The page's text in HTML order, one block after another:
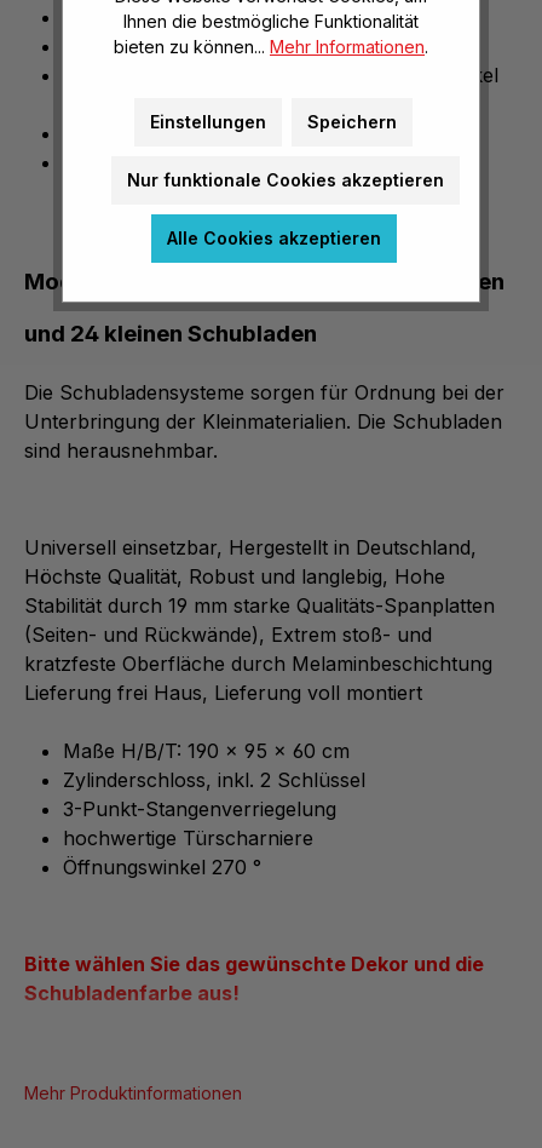
Dekor und Schubladenfarbe frei wählbar
2 Drehtüren mit Zylinderschloss
Hochwertige Türscharniere mit Öffnungswinkel
Stoß- und kratzfeste Melaminbeschichtung
Modulus® Bastelschrank mit 7 Ablageböden
und 24 kleinen Schubladen
Die Schubladensysteme sorgen für Ordnung bei der
Unterbringung der Kleinmaterialien. Die Schubladen
sind herausnehmbar.
Universell einsetzbar, Hergestellt in Deutschland,
Höchste Qualität, Robust und langlebig, Hohe
Stabilität durch 19 mm starke Qualitäts-Spanplatten
(Seiten- und Rückwände), Extrem stoß- und
kratzfeste Oberfläche durch Melaminbeschichtung
Lieferung frei Haus, Lieferung voll montiert
Maße H/B/T: 190 x 95 x 60 cm
Zylinderschloss, inkl. 2 Schlüssel
3-Punkt-Stangenverriegelung
hochwertige Türscharniere
Öffnungswinkel 270 °
Bitte wählen Sie das gewünschte Dekor und die
Schubladenfarbe aus!
Mehr Produktinformationen
Ihnen die bestmögliche Funktionalität
bieten zu können... Mehr Informationen.
Einstellungen Speichern
Nur funktionale Cookies akzeptieren
Alle Cookies akzeptieren